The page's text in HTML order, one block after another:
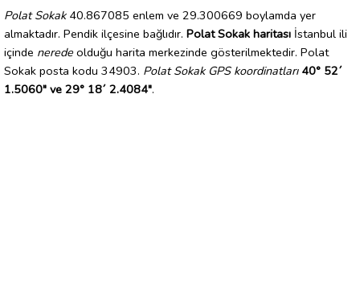
Polat Sokak40.867085 enlem ve 29.300669 boylamda yer
almaktadır. Pendik ilçesine bağlıdır. Polat Sokak haritası İstanbul ili
içinde nerede olduğu harita merkezinde gösterilmektedir. Polat
Sokak posta kodu 34903. Polat Sokak GPS koordinatları 40° 52´
1.5060" ve 29° 18´ 2.4084".